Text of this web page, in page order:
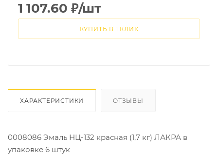
1 107.60 ₽/шт
КУПИТЬ В 1 КЛИК
ХАРАКТЕРИСТИКИ ОТЗЫВЫ
0008086 Эмаль НЦ-132 красная (1,7 кг) ЛАКРА в
упаковке 6 штук